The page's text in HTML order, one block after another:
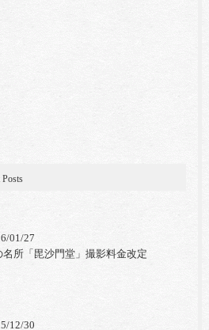
Posts
01/27
名所「毘沙門堂」撮影料金改定
12/30